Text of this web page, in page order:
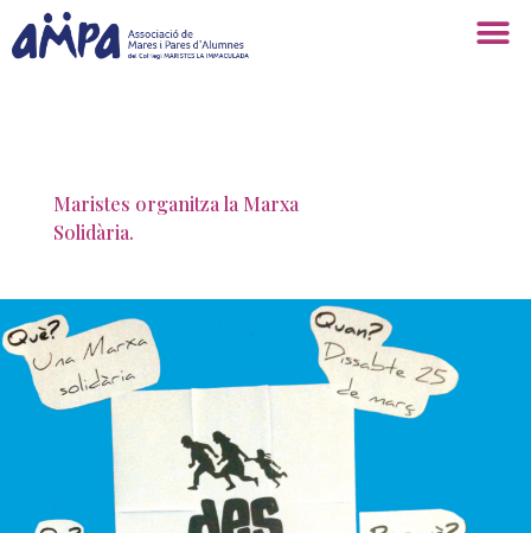
Maristes organitza la Marxa
Solidària.